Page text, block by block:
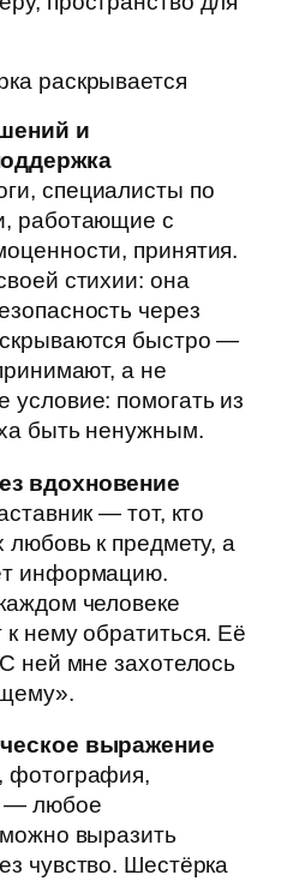
раскрывается
и
специалисты по
работающие с
принятия.
стихии: она
через
быстро —
а не
помогать из
быть ненужным.
вдохновение
— тот, кто
любовь к предмету, а
информацию.
человеке
нему обратиться. Её
ней мне захотелось
выражение
фотография,
— любое
выразить
чувство. Шестёрка